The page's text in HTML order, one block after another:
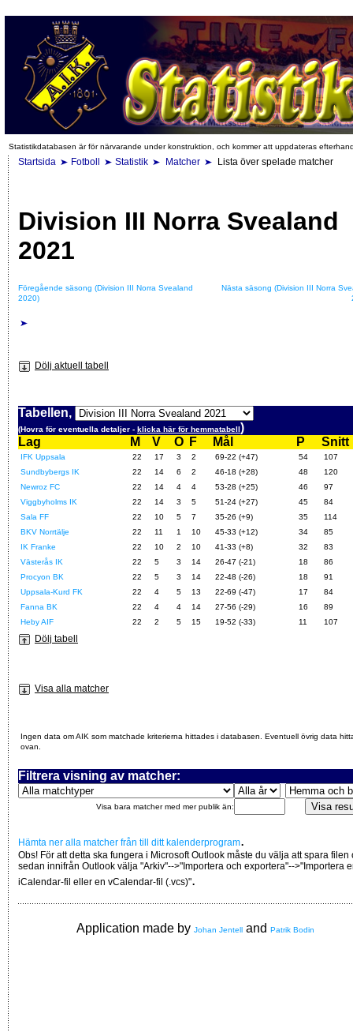
Statistikdatabasen är för närvarande under konstruktion, och kommer att uppdateras
Startsida Fotboll Statistik Matcher Lista över spelade matcher
Division III Norra Svealand
2021
Föregående säsong (Division III Norra Svealand
2020)
Nästa säsong (Division III Norra
Dölj aktuell tabell
Tabellen,
(Hovra för eventuella detaljer - klicka här för hemmatabell)
Lag
M V O F Mål P Snitt
IFK Uppsala 22 17 3 2 69-22 (+47) 54
107
Sundbybergs IK
22 14 6 2 46-18 (+28) 48
120
Newroz FC
22 14 4 4 53-28 (+25) 46
97
Viggbyholms IK
22 14 3 5 51-24 (+27) 45
84
Sala FF
22 10 5 7 35-26 (+9) 35
114
BKV Norrtälje
22 11 1 10 45-33 (+12) 34
85
IK Franke
22 10 2 10 41-33 (+8) 32
83
Västerås IK
22 5 3 14 26-47 (-21) 18
86
Procyon BK
22 5 3 14 22-48 (-26) 18
91
Uppsala-Kurd FK
22 4 5 13 22-69 (-47) 17
84
Fanna BK
22 4 4 14 27-56 (-29) 16
89
Heby AIF
22 2 5 15 19-52 (-33) 11 107
Dölj tabell
Visa alla matcher
Ingen data om AIK som matchade kriterierna hittades i databasen. Eventuell övrig data
ovan.
Filtrera visning av matcher:
Visa bara matcher med mer publik än:
Hämta ner alla matcher från till ditt kalenderprogram.
Obs! För att detta ska fungera i Microsoft Outlook måste du välja att spara filen
sedan innifrån Outlook välja "Arkiv"-->"Importera och exportera"-->"Importera
iCalendar-fil eller en vCalendar-fil (.vcs)".
Application made by Johan Jentell and Patrik Bodin